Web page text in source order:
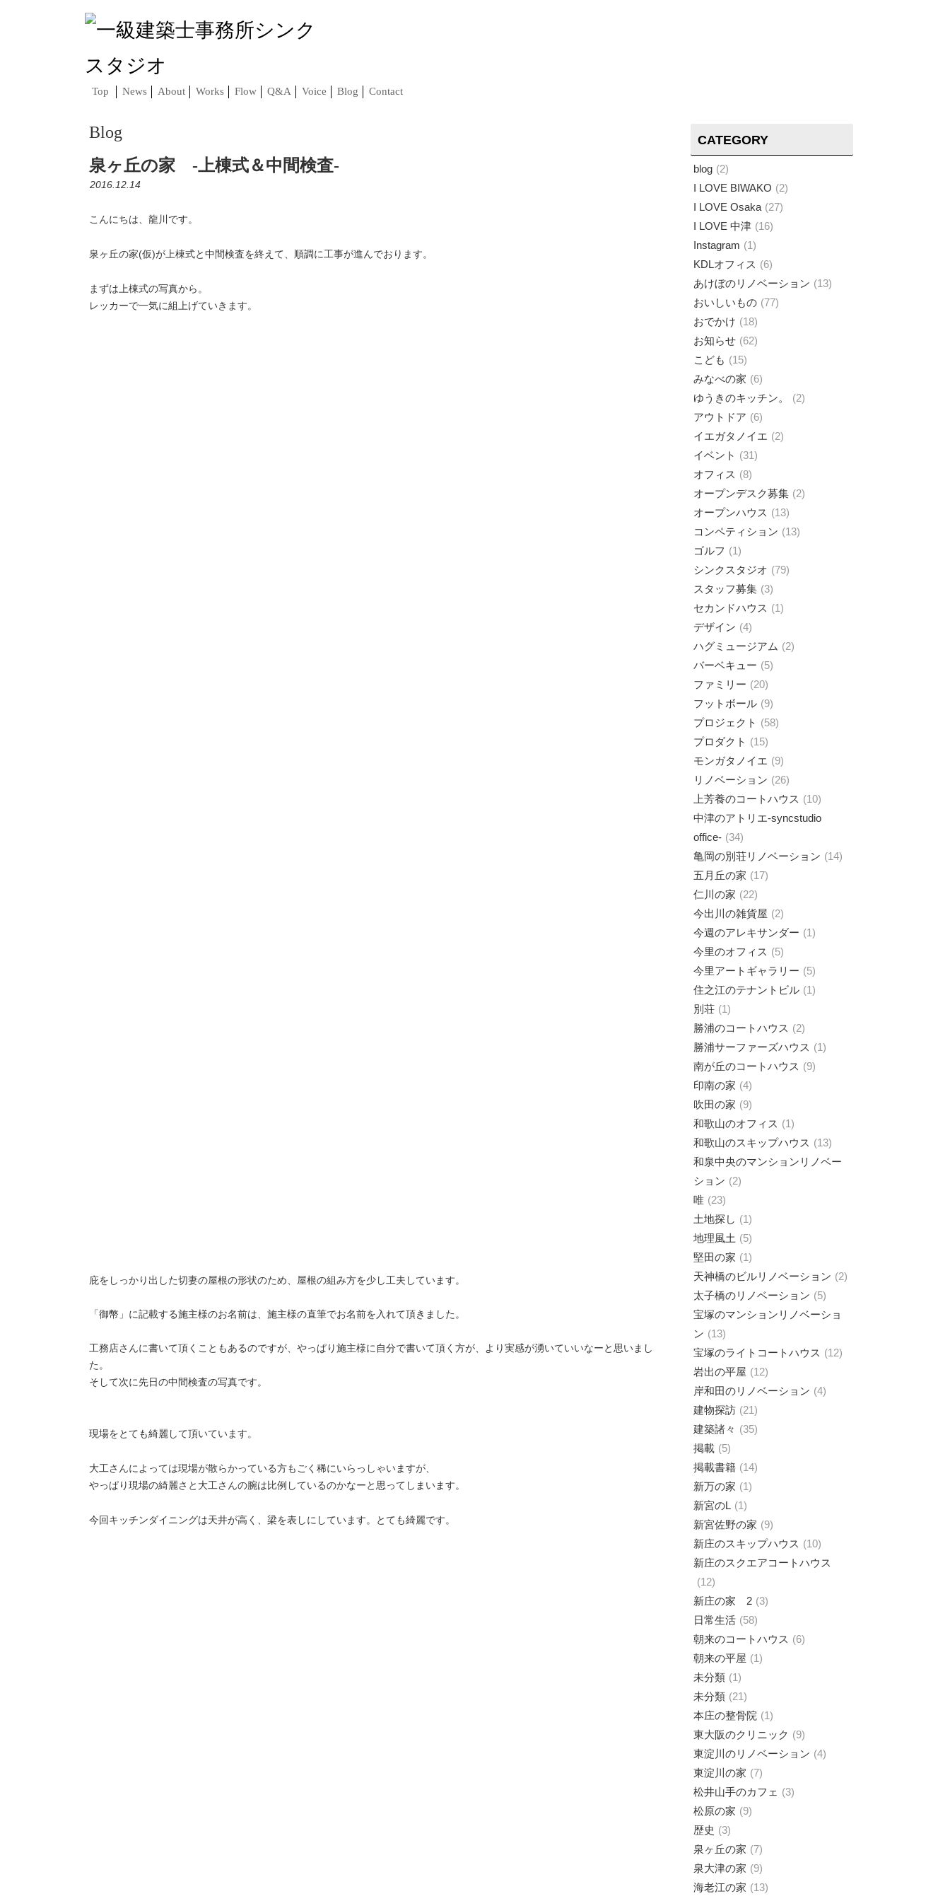
Top News About Works Flow Q&A Voice Blog Contact
Blog
泉ヶ丘の家 -上棟式＆中間検査-
2016.12.14
こんにちは、龍川です。
泉ヶ丘の家(仮)が上棟式と中間検査を終えて、順調に工事が進んでおります。
まずは上棟式の写真から。
レッカーで一気に組上げていきます。
庇をしっかり出した切妻の屋根の形状のため、屋根の組み方を少し工夫しています。
「御幣」に記載する施主様のお名前は、施主様の直筆でお名前を入れて頂きました。
工務店さんに書いて頂くこともあるのですが、やっぱり施主様に自分で書いて頂く方が、より実感が湧いていいなーと思いまし
た。
そして次に先日の中間検査の写真です。
現場をとても綺麗して頂いています。
大工さんによっては現場が散らかっている方もごく稀にいらっしゃいますが、
やっぱり現場の綺麗さと大工さんの腕は比例しているのかなーと思ってしまいます。
今回キッチンダイニングは天井が高く、梁を表しにしています。とても綺麗です。
CATEGORY
blog
2
I LOVE BIWAKO
2
I LOVE Osaka
27
I LOVE 中津
16
Instagram
1
KDLオフィス
6
あけぼのリノベーション
13
おいしいもの 77
おでかけ
18
お知らせ
62
こども
15
みなべの家
6
ゆうきのキッチン。
2
アウトドア
6
イエガタノイエ
2
イベント
31
オフィス
8
オープンデスク募集
2
オープンハウス
13
コンペティション
13
ゴルフ
1
シンクスタジオ
79
スタッフ募集 3
セカンドハウス
1
デザイン
4
ハグミュージアム
2
バーベキュー
5
ファミリー
20
フットボール
9
プロジェクト
58
プロダクト
15
モンガタノイエ
9
リノベーション
26
上芳養のコートハウス
10
中津のアトリエ-syncstudio
office- 34
亀岡の別荘リノベーション
14
五月丘の家
17
仁川の家
22
今出川の雑貨屋
2
今週のアレキサンダー
1
今里のオフィス
5
今里アートギャラリー
5
住之江のテナントビル
1
別荘
1
勝浦のコートハウス
2
勝浦サーファーズハウス
1
南が丘のコートハウス
9
印南の家
4
吹田の家
9
和歌山のオフィス
1
和歌山のスキップハウス
13
和泉中央のマンションリノベー
ション
2
唯
23
土地探し
1
地理風土
5
堅田の家
1
天神橋のビルリノベーション
2
太子橋のリノベーション
5
宝塚のマンションリノベーショ
ン
13
宝塚のライトコートハウス
12
岩出の平屋
12
岸和田のリノベーション
4
建物探訪
21
建築諸々
35
掲載
5
掲載書籍
14
新万の家
1
新宮のL
1
新宮佐野の家
9
新庄のスキップハウス
10
新庄のスクエアコートハウス
12
新庄の家 2 3
日常生活
58
朝来のコートハウス
6
朝来の平屋
1
未分類
1
未分類
21
本庄の整骨院
1
東大阪のクリニック
9
東淀川のリノベーション
4
東淀川の家
7
松井山手のカフェ
3
松原の家
9
歴史
3
泉ヶ丘の家
7
泉大津の家
9
海老江の家
13